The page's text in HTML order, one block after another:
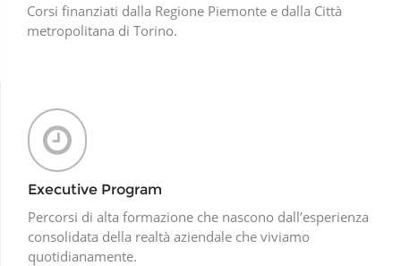
Corsi finanziati dalla Regione Piemonte e dalla Città
metropolitana di Torino.
Executive Program
Percorsi di alta formazione che nascono dall’esperienza
consolidata della realtà aziendale che viviamo
quotidianamente.